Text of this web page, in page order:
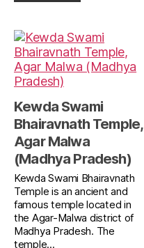
Kewda Swami
Bhairavnath Temple,
Agar Malwa
(Madhya Pradesh)
Kewda Swami Bhairavnath
Temple is an ancient and
famous temple located in
the Agar-Malwa district of
Madhya Pradesh. The
temple...